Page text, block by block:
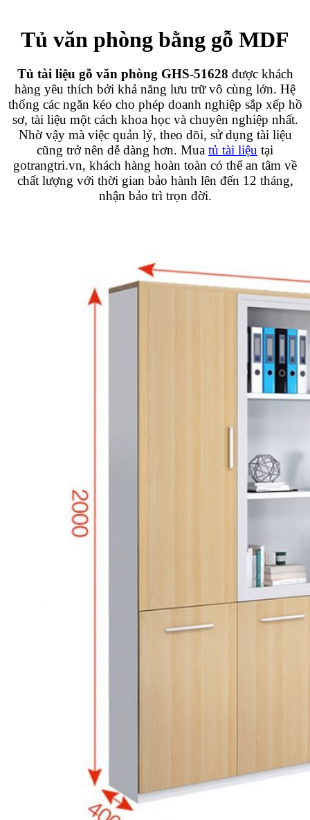
Tủ văn phòng bằng gỗ MDF
Tủ tài liệu gỗ văn phòng GHS-51628 được khách
hàng yêu thích bởi khả năng lưu trữ vô cùng lớn. Hệ
thống các ngăn kéo cho phép doanh nghiệp sắp xếp hồ
sơ, tài liệu một cách khoa học và chuyên nghiệp nhất.
Nhờ vậy mà việc quản lý, theo dõi, sử dụng tài liệu
cũng trở nên dễ dàng hơn. Mua tủ tài liệu tại
gotrangtri.vn, khách hàng hoàn toàn có thể an tâm về
chất lượng với thời gian bảo hành lên đến 12 tháng,
nhận bảo trì trọn đời.